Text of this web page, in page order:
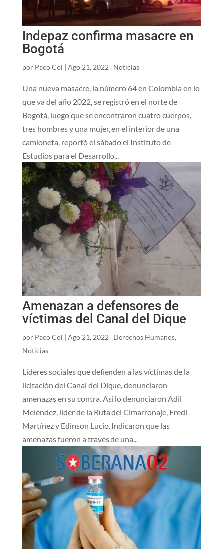
Indepaz confirma masacre en
Bogotá
por Paco Col | Ago 21, 2022 | Noticias
Una nueva masacre, la número 64 en Colombia en lo
que va del año 2022, se registró en el norte de
Bogotá, luego que se encontraron cuatro cuerpos,
tres hombres y una mujer, en el interior de una
camioneta, reportó el sábado el Instituto de
Estudios para el Desarrollo...
Amenazan a defensores de
víctimas del Canal del Dique
por Paco Col | Ago 21, 2022 | Derechos Humanos,
Noticias
Líderes sociales que defienden a las víctimas de la
licitación del Canal del Dique, denunciaron
amenazas en su contra. Así lo denunciaron Adil
Meléndez, líder de la Ruta del Cimarronaje, Fredi
Martínez y Edinson Lucio. Indicaron que las
amenazas fueron a través de una...